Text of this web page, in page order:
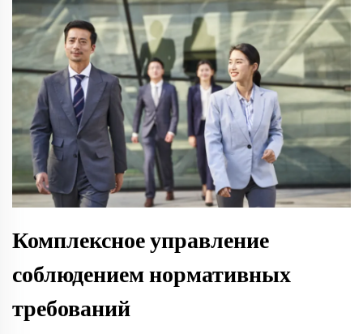
Комплексное управление
соблюдением нормативных
требований